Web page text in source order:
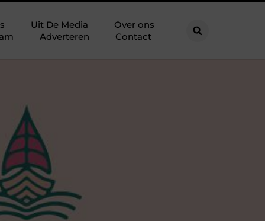
Uit De Media
Over ons
Adverteren Contact